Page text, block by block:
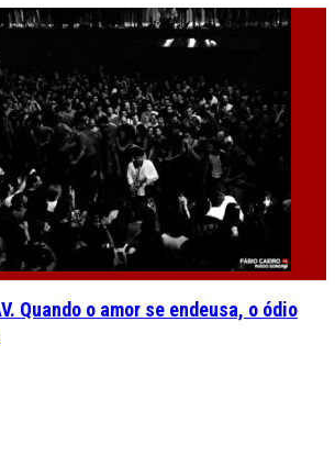
Quando o amor se endeusa, o ódio